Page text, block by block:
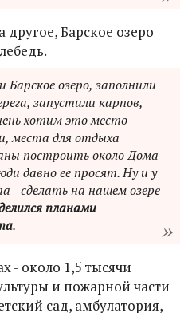
другое, Барское озеро
озеро, заполнили
запустили карпов,
хотим это место
места для отдыха
построить около Дома
давно ее просят. Ну и у
‑ сделать на нашем озере
планами
.
- около 1,5 тысячи
и пожарной части
сад, амбулатория,